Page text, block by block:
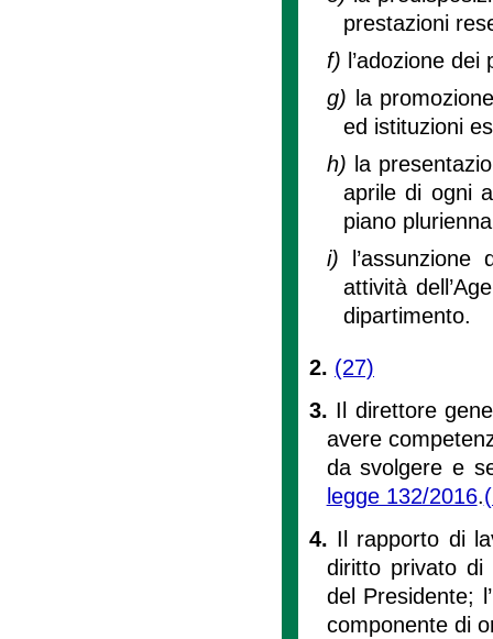
prestazioni
f) l’adozione
g) la
ed istituzioni
h) la
aprile di ogni
piano
i)
attività
dipartimento.
2. (27)
3. Il direttore
avere
da svolgere e
legge 132/2016.
4. Il rapporto di
diritto privato di
del Presidente;
componente di